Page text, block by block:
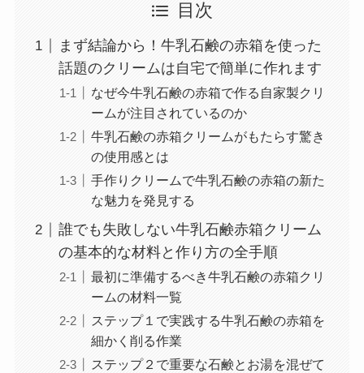
目次
まず結論から！牛乳石鹸の赤箱を使った
話題のクリームは自宅で簡単に作れます
なぜ今牛乳石鹸の赤箱で作る自家製クリ
ームが注目されているのか
牛乳石鹸の赤箱クリームがもたらす驚き
の使用感とは
手作りクリームで牛乳石鹸の赤箱の新た
な魅力を発見する
誰でも失敗しない牛乳石鹸赤箱クリーム
の基本的な材料と作り方の全手順
最初に準備するべき牛乳石鹸の赤箱クリ
ームの材料一覧
ステップ１で実践する牛乳石鹸の赤箱を
細かく削る作業
ステップ２で重要な石鹸とお湯を混ぜて